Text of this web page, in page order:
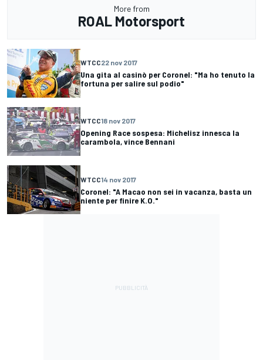
More from
ROAL Motorsport
WTCC22 nov 2017
Una gita al casinò per Coronel: "Ma ho tenuto la
fortuna per salire sul podio"
WTCC18 nov 2017
Opening Race sospesa: Michelisz innesca la
carambola, vince Bennani
WTCC14 nov 2017
Coronel: "A Macao non sei in vacanza, basta un
niente per finire K.O."